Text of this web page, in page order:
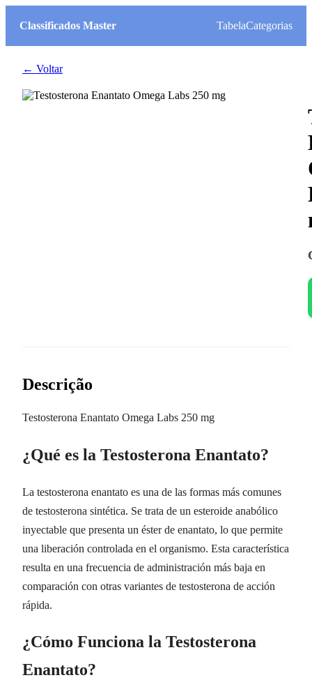
Classificados Master TabelaCategorias
← Voltar
Descrição
Testosterona Enantato Omega Labs 250 mg
¿Qué es la Testosterona Enantato?
La testosterona enantato es una de las formas más comunes
de testosterona sintética. Se trata de un esteroide anabólico
inyectable que presenta un éster de enantato, lo que permite
una liberación controlada en el organismo. Esta característica
resulta en una frecuencia de administración más baja en
comparación con otras variantes de testosterona de acción
rápida.
¿Cómo Funciona la Testosterona
Enantato?